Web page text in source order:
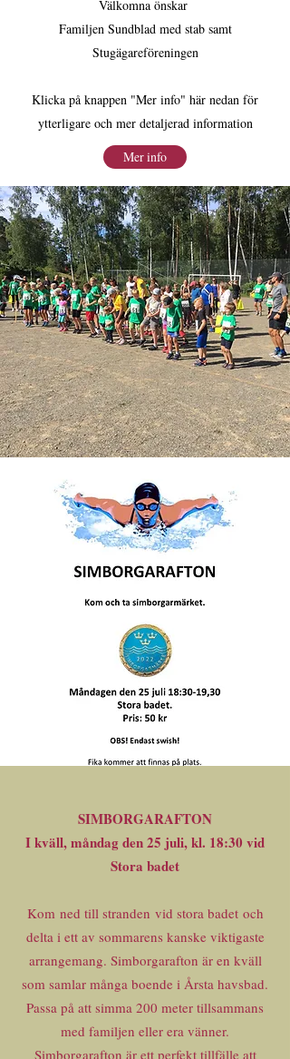
Välkomna önskar
Familjen Sundblad med stab samt
Stugägareföreningen
Klicka på knappen "Mer info" här nedan för
ytterligare och mer detaljerad information
Mer info
SIMBORGARAFTON
I kväll, måndag den 25 juli, kl. 18:30 vid
Stora badet
Kom ned till stranden vid stora badet och
delta i ett av sommarens kanske viktigaste
arrangemang. Simborgarafton är en kväll
som samlar många boende i Årsta havsbad.
Passa på att simma 200 meter tillsammans
med familjen eller era vänner.
Simborgarafton är ett perfekt tillfälle att